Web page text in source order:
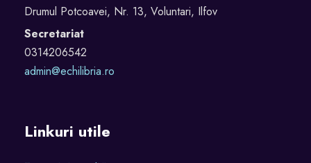
Drumul Potcoavei, Nr. 13, Voluntari, Ilfov
Secretariat
0314206542
admin@echilibria.ro
Linkuri utile